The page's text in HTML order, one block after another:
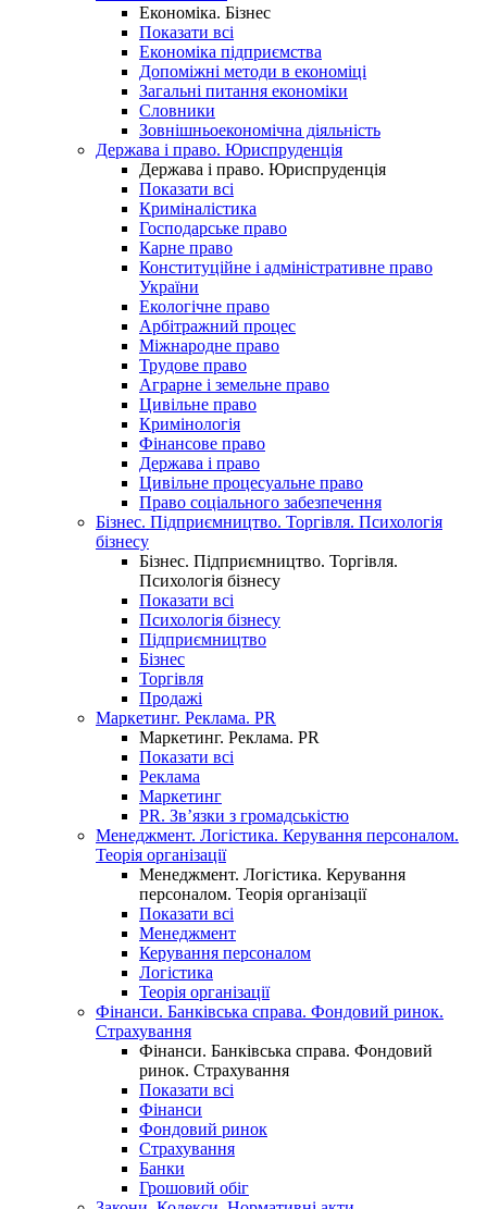
Економіка. Бізнес
Показати всі
Економіка підприємства
Допоміжні методи в економіці
Загальні питання економіки
Словники
Зовнішньоекономічна діяльність
Держава і право. Юриспруденція
Держава і право. Юриспруденція
Показати всі
Криміналістика
Господарське право
Карне право
Конституційне і адміністративне право
України
Екологічне право
Арбітражний процес
Міжнародне право
Трудове право
Аграрне і земельне право
Цивільне право
Кримінологія
Фінансове право
Держава і право
Цивільне процесуальне право
Право соціального забезпечення
Бізнес. Підприємництво. Торгівля. Психологія
бізнесу
Бізнес. Підприємництво. Торгівля.
Психологія бізнесу
Показати всі
Психологія бізнесу
Підприємництво
Бізнес
Торгівля
Продажі
Маркетинг. Реклама. PR
Маркетинг. Реклама. PR
Показати всі
Реклама
Маркетинг
PR. Зв’язки з громадськістю
Менеджмент. Логістика. Керування персоналом.
Теорія організації
Менеджмент. Логістика. Керування
персоналом. Теорія організації
Показати всі
Менеджмент
Керування персоналом
Логістика
Теорія організації
Фінанси. Банківська справа. Фондовий ринок.
Страхування
Фінанси. Банківська справа. Фондовий
ринок. Страхування
Показати всі
Фінанси
Фондовий ринок
Страхування
Банки
Грошовий обіг